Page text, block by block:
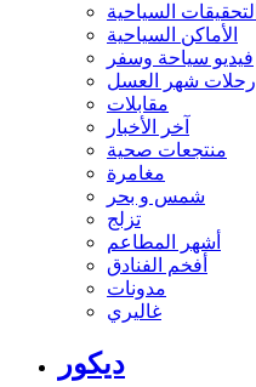
التحقيقات السياحية
الأماكن السياحية
فيديو سياحة وسفر
رحلات شهر العسل
مقابلات
آخر الأخبار
منتجعات صحية
مغامرة
شمس و بحر
تزلج
أشهر المطاعم
أفخم الفنادق
مدونات
غاليري
ديكور